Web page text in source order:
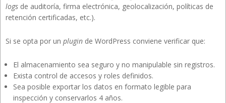
logs de auditoría, firma electrónica, geolocalización, políticas de
retención certificadas, etc.).
Si se opta por un plugin de WordPress conviene verificar que:
El almacenamiento sea seguro y no manipulable sin registros.
Exista control de accesos y roles definidos.
Sea posible exportar los datos en formato legible para
inspección y conservarlos 4 años.